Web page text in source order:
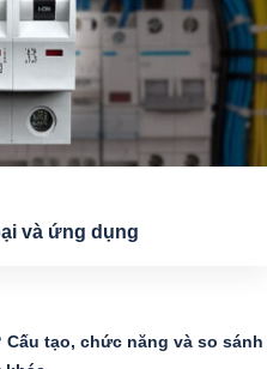
và ứng dụng
Cấu tạo, chức năng và so sánh